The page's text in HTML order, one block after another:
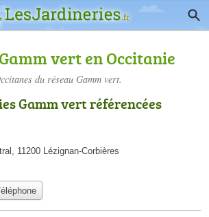
vert en Occitanie
du réseau Gamm vert.
Gamm vert référencées
11200 Lézignan-Corbières